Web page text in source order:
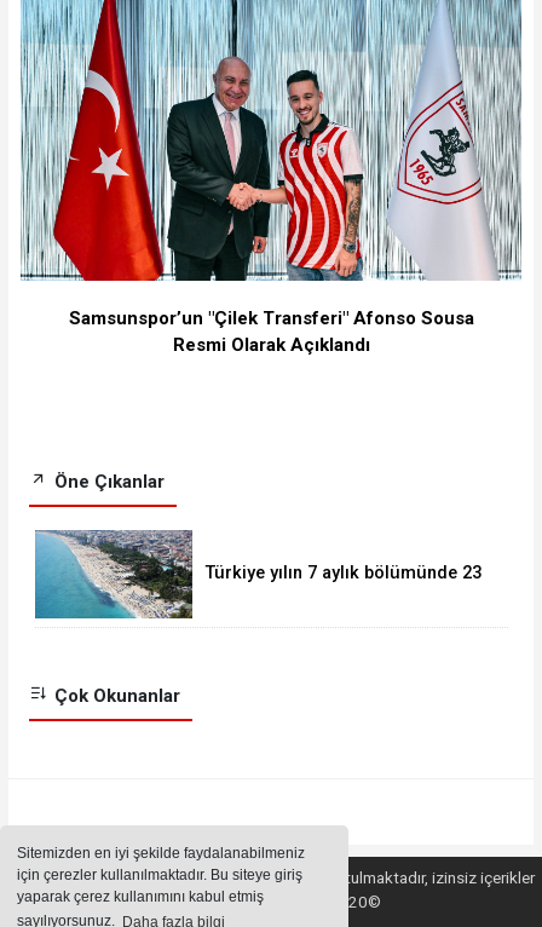
Sitemizden en iyi şekilde faydalanabilmeniz
için çerezler kullanılmaktadır. Bu siteye giriş
yaparak çerez kullanımını kabul etmiş
sayılıyorsunuz. Daha fazla bilgi
Samsunspor’un "Çilek Transferi" Afonso Sousa
Resmi Olarak Açıklandı
Öne Çıkanlar
Türkiye yılın 7 aylık bölümünde 23
Çok Okunanlar
Sitemizde bulunan içeriklerin tüm hakları saklı tutulmaktadır, izinsiz içerikler
kullanılamaz. Copyright 2020©